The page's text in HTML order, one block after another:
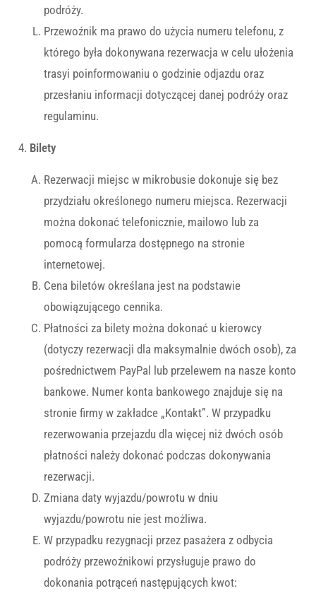
podróży.
Przewoźnik ma prawo do użycia numeru telefonu, z
którego była dokonywana rezerwacja w celu ułożenia
trasyi poinformowaniu o godzinie odjazdu oraz
przesłaniu informacji dotyczącej danej podróży oraz
regulaminu.
Bilety
Rezerwacji miejsc w mikrobusie dokonuje się bez
przydziału określonego numeru miejsca. Rezerwacji
można dokonać telefonicznie, mailowo lub za
pomocą formularza dostępnego na stronie
internetowej.
Cena biletów określana jest na podstawie
obowiązującego cennika.
Płatności za bilety można dokonać u kierowcy
(dotyczy rezerwacji dla maksymalnie dwóch osob), za
pośrednictwem PayPal lub przelewem na nasze konto
bankowe. Numer konta bankowego znajduje się na
stronie firmy w zakładce „Kontakt”. W przypadku
rezerwowania przejazdu dla więcej niż dwóch osób
płatności należy dokonać podczas dokonywania
rezerwacji.
Zmiana daty wyjazdu/powrotu w dniu
wyjazdu/powrotu nie jest możliwa.
W przypadku rezygnacji przez pasażera z odbycia
podróży przewoźnikowi przysługuje prawo do
dokonania potrąceń następujących kwot: